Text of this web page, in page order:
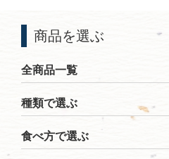
商品を選ぶ
全商品一覧
種類で選ぶ
食べ方で選ぶ